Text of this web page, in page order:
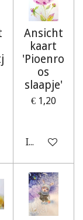
Ansicht
kaart
'Pioenro
os
slaapje'
€ 1,20
In